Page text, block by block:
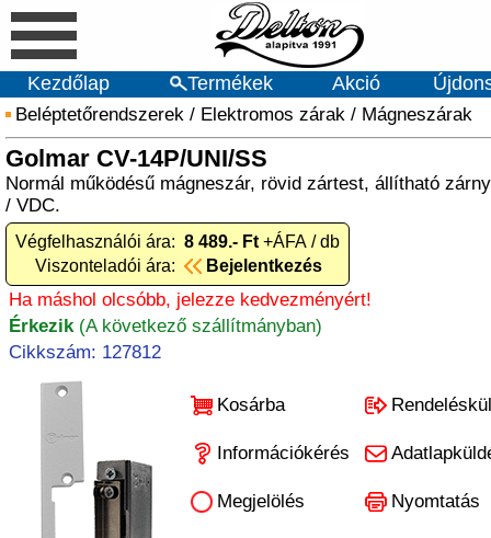
Kezdőlap Termékek Akció
Beléptetőrendszerek / Elektromos zárak / Mágneszárak
Golmar CV-14P/UNI/SS
Normál működésű mágneszár, rövid zártest, állítható
/ VDC.
Végfelhasználói ára: 8 489.- Ft +ÁFA / db
Viszonteladói ára:
Bejelentkezés
Ha máshol olcsóbb, jelezze kedvezményért!
Érkezik(A következő szállítmányban)
Cikkszám: 127812
Kosárba
Információkérés
Megjelölés Nyomtatás